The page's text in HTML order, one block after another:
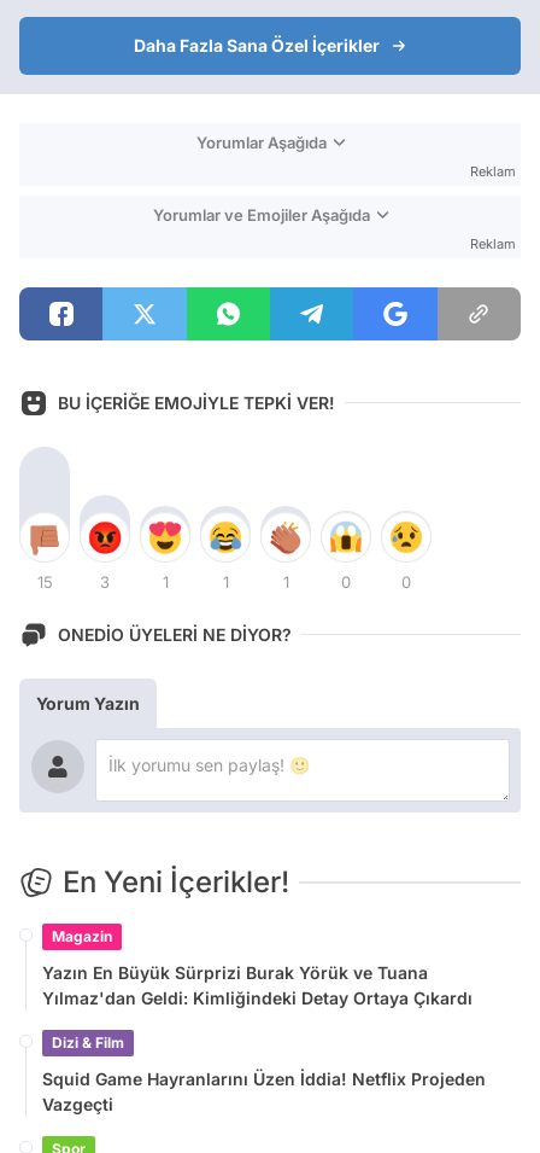
Daha Fazla Sana Özel İçerikler
Yorumlar Aşağıda
Reklam
Yorumlar ve Emojiler Aşağıda
Reklam
BU İÇERİĞE EMOJİYLE TEPKİ VER!
15 3 1 1 1 0 0
ONEDİO ÜYELERİ NE DİYOR?
Yorum Yazın
En Yeni İçerikler!
Magazin
Yazın En Büyük Sürprizi Burak Yörük ve Tuana
Yılmaz'dan Geldi: Kimliğindeki Detay Ortaya Çıkardı
Dizi & Film
Squid Game Hayranlarını Üzen İddia! Netflix Projeden
Vazgeçti
Spor